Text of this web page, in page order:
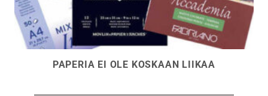
PAPERIA EI OLE KOSKAAN LIIKAA